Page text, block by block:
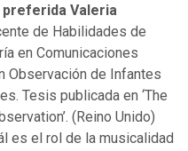
preferida Valeria
de Habilidades de
en Comunicaciones
Observación de Infantes
Tesis publicada en ‘The
(Reino Unido)
es el rol de la musicalidad